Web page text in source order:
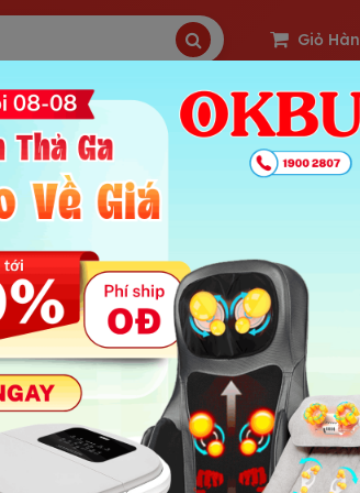
Giỏ
OKBUY Deal Sản Phẩm Hot
Nikio NK-112- Massage da